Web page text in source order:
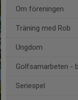
Om föreningen
Träning med Rob
Ungdom
Golfsamarbeten -
Seriespel